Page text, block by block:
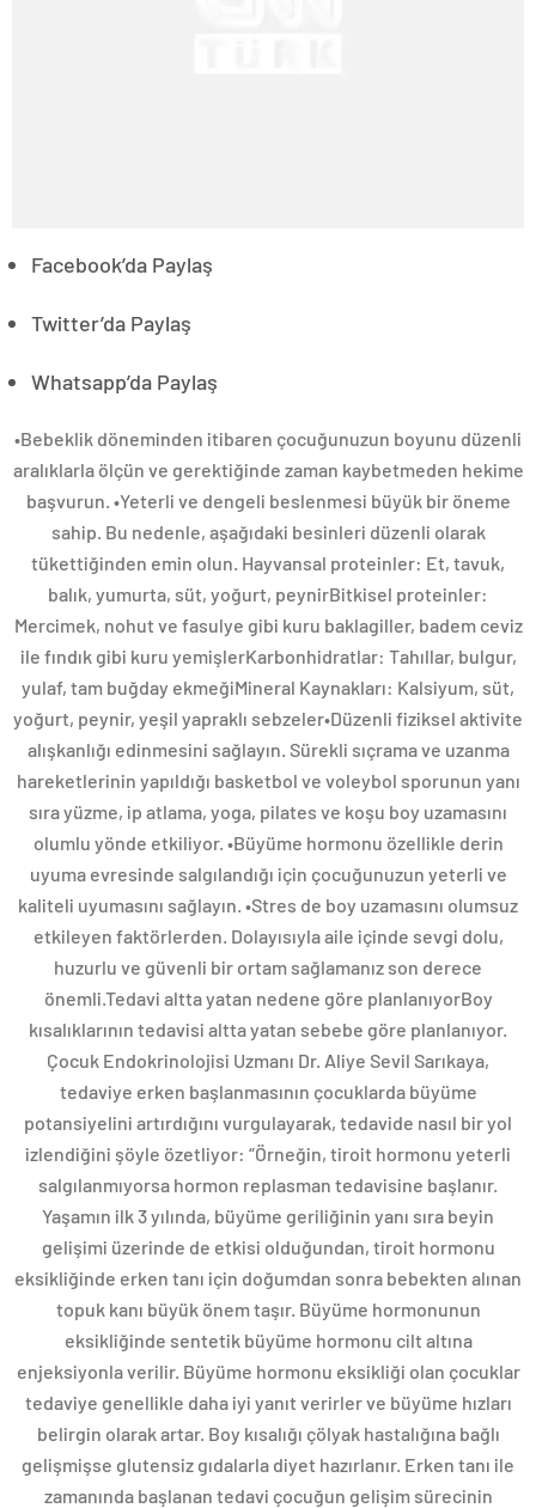
Facebook’da Paylaş
Twitter’da Paylaş
Whatsapp’da Paylaş
•Bebeklik döneminden itibaren çocuğunuzun boyunu düzenli
aralıklarla ölçün ve gerektiğinde zaman kaybetmeden hekime
başvurun. •Yeterli ve dengeli beslenmesi büyük bir öneme
sahip. Bu nedenle, aşağıdaki besinleri düzenli olarak
tükettiğinden emin olun. Hayvansal proteinler: Et, tavuk,
balık, yumurta, süt, yoğurt, peynirBitkisel proteinler:
Mercimek, nohut ve fasulye gibi kuru baklagiller, badem ceviz
ile fındık gibi kuru yemişlerKarbonhidratlar: Tahıllar, bulgur,
yulaf, tam buğday ekmeğiMineral Kaynakları: Kalsiyum, süt,
yoğurt, peynir, yeşil yapraklı sebzeler•Düzenli fiziksel aktivite
alışkanlığı edinmesini sağlayın. Sürekli sıçrama ve uzanma
hareketlerinin yapıldığı basketbol ve voleybol sporunun yanı
sıra yüzme, ip atlama, yoga, pilates ve koşu boy uzamasını
olumlu yönde etkiliyor. •Büyüme hormonu özellikle derin
uyuma evresinde salgılandığı için çocuğunuzun yeterli ve
kaliteli uyumasını sağlayın. •Stres de boy uzamasını olumsuz
etkileyen faktörlerden. Dolayısıyla aile içinde sevgi dolu,
huzurlu ve güvenli bir ortam sağlamanız son derece
önemli.Tedavi altta yatan nedene göre planlanıyorBoy
kısalıklarının tedavisi altta yatan sebebe göre planlanıyor.
Çocuk Endokrinolojisi Uzmanı Dr. Aliye Sevil Sarıkaya,
tedaviye erken başlanmasının çocuklarda büyüme
potansiyelini artırdığını vurgulayarak, tedavide nasıl bir yol
izlendiğini şöyle özetliyor: “Örneğin, tiroit hormonu yeterli
salgılanmıyorsa hormon replasman tedavisine başlanır.
Yaşamın ilk 3 yılında, büyüme geriliğinin yanı sıra beyin
gelişimi üzerinde de etkisi olduğundan, tiroit hormonu
eksikliğinde erken tanı için doğumdan sonra bebekten alınan
topuk kanı büyük önem taşır. Büyüme hormonunun
eksikliğinde sentetik büyüme hormonu cilt altına
enjeksiyonla verilir. Büyüme hormonu eksikliği olan çocuklar
tedaviye genellikle daha iyi yanıt verirler ve büyüme hızları
belirgin olarak artar. Boy kısalığı çölyak hastalığına bağlı
gelişmişse glutensiz gıdalarla diyet hazırlanır. Erken tanı ile
zamanında başlanan tedavi çocuğun gelişim sürecinin